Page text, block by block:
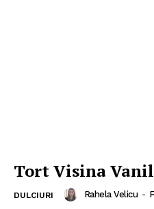
Tort Visina
DULCIURI Rahela Velicu -